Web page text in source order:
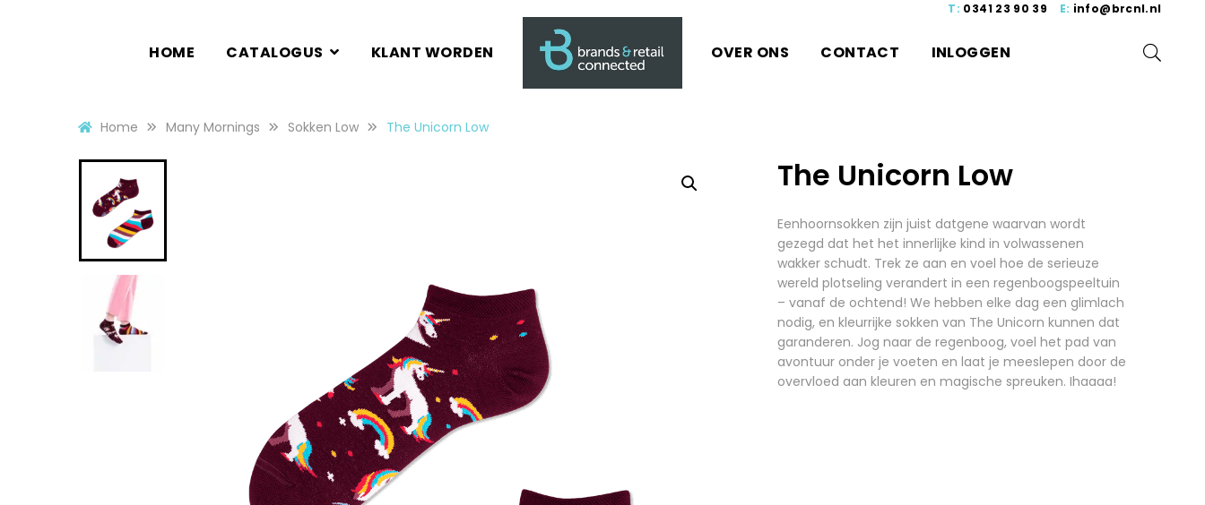
T: 0341 23 90 39 E: info@brcnl.nl
HOME CATALOGUS KLANT WORDEN OVER ONS CONTACT INLOGGEN
Home Many Mornings Sokken Low The Unicorn Low
The Unicorn Low
Eenhoornsokken zijn juist datgene waarvan wordt
gezegd dat het het innerlijke kind in volwassenen
wakker schudt. Trek ze aan en voel hoe de serieuze
wereld plotseling verandert in een regenboogspeeltuin
– vanaf de ochtend! We hebben elke dag een glimlach
nodig, en kleurrijke sokken van The Unicorn kunnen dat
garanderen. Jog naar de regenboog, voel het pad van
avontuur onder je voeten en laat je meeslepen door de
overvloed aan kleuren en magische spreuken. Ihaaaa!